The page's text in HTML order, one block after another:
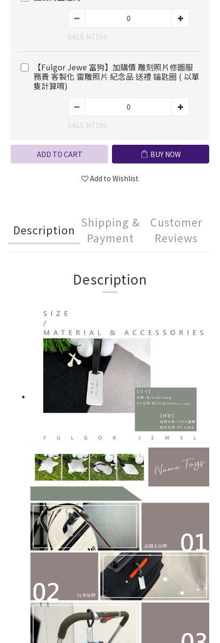
SALE NT$99
【Fulgor Jewe 富狗】加購價 雕刻照片修圖服
務費 客製化 雷雕照片 紀念品 送禮 鑰匙圈 ( 以單
隻計算唷)
SALE NT$50
ADD TO CART BUY NOW
Add to Wishlist
Description
Shipping &
Payment
Customer
Reviews
Description